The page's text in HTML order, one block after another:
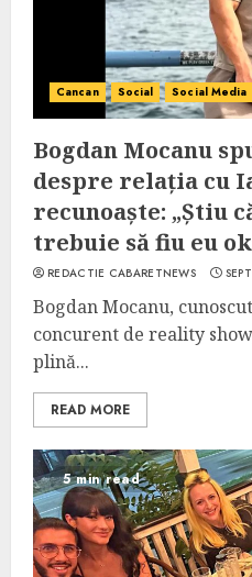
Cancan Social Social Media
Bogdan Mocanu
despre relația cu
recunoaște: „Știu
trebuie să fiu eu
REDACTIE CABARETNEWS
Bogdan Mocanu,
concurent de reality
plină...
READ MORE
5 min read